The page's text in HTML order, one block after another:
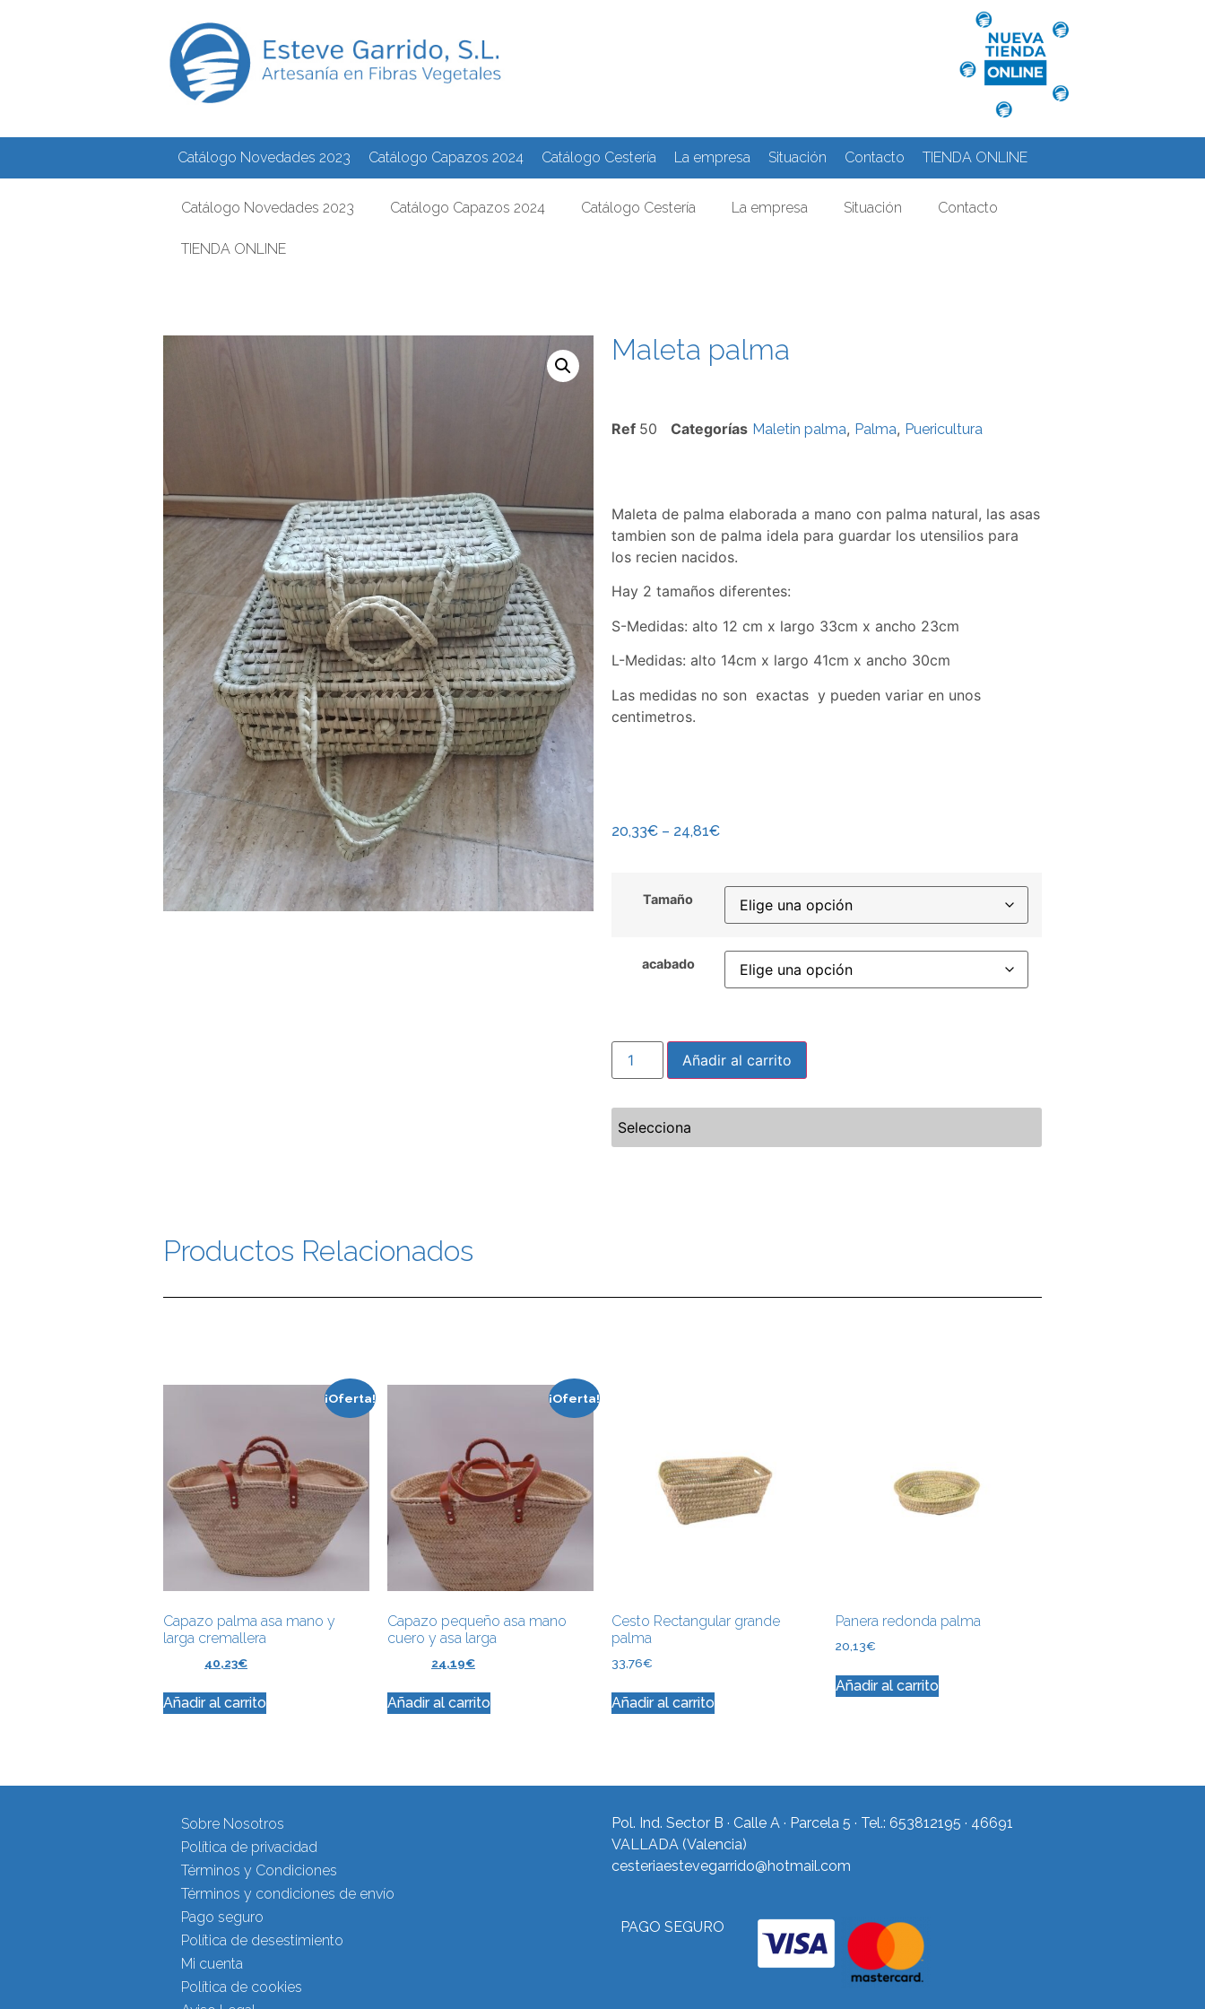
Catálogo Novedades 2023 Catálogo Capazos 2024 Catálogo Cestería La empresa Situación Contacto TIENDA ONLINE
Catálogo Novedades 2023 Catálogo Capazos 2024 Catálogo Cestería La empresa Situación Contacto
TIENDA ONLINE
Maleta palma
Ref 50 Categorías Maletin palma, Palma, Puericultura
Maleta de palma elaborada a mano con palma natural, las asas
tambien son de palma idela para guardar los utensilios para
los recien nacidos.
Hay 2 tamaños diferentes:
S-Medidas: alto 12 cm x largo 33cm x ancho 23cm
L-Medidas: alto 14cm x largo 41cm x ancho 30cm
Las medidas no son exactas y pueden variar en unos
centimetros.
20,33€ – 24,81€
Tamaño
acabado
Añadir al carrito
Selecciona
Productos Relacionados
¡Oferta!
Capazo palma asa mano y
larga cremallera
40,23€
Añadir al carrito
¡Oferta!
Capazo pequeño asa mano
cuero y asa larga
24,19€
Añadir al carrito
Cesto Rectangular grande
palma
33,76€
Añadir al carrito
Panera redonda palma
20,13€
Añadir al carrito
Sobre Nosotros
Política de privacidad
Términos y Condiciones
Términos y condiciones de envío
Pago seguro
Política de desestimiento
Mi cuenta
Política de cookies
Pol. Ind. Sector B · Calle A · Parcela 5 · Tel.: 653812195 · 46691
VALLADA (Valencia)
cesteriaestevegarrido@hotmail.com
PAGO SEGURO